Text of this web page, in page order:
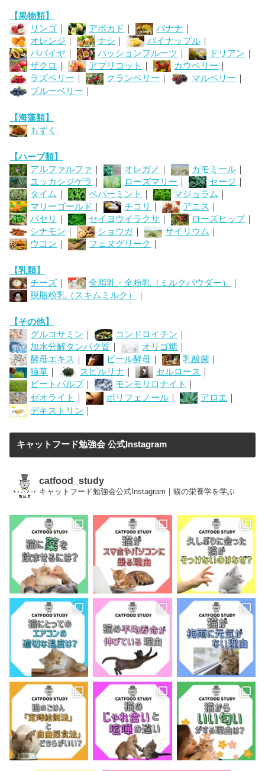
【果物類】
リンゴ ｜ アボカド ｜ バナナ ｜
オレンジ ｜ ナシ ｜ パイナップル ｜
パパイヤ ｜ パッションフルーツ ｜ ドリアン ｜
ザクロ ｜ アプリコット ｜ カウベリー ｜
ラズベリー ｜ クランベリー ｜ マルベリー ｜
ブルーベリー
【海藻類】
もずく
【ハーブ類】
アルファルファ
オレガノ カモミール
ユッカシジゲラ
ローズマリー セージ
タイム
ペパーミント マジョラム
マリーゴールド
チコリ アニス
パセリ
セイヨウイラクサ ローズヒップ｜
シナモン
ショウガ サイリウム
ウコン
フェヌグリーク
【乳類】
チーズ
全脂乳・全粉乳（ミルクパウダー）
脱脂粉乳（スキムミルク）
【その他】
グルコサミン
コンドロイチン
加水分解タンパク質
オリゴ糖
酵母エキス
ビール酵母 乳酸菌
猫草
スピルリナ セルロース
ビートパルプ｜ モンモリロナイト
ゼオライト
｜ ポリフェノール ｜ アロエ ｜
デキストリン
キャットフード勉強会 公式Instagram
catfood_study
キャットフード勉強会公式Instagram｜猫の栄養学を学ぶ